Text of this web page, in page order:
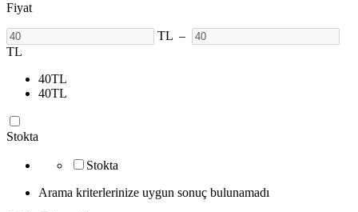
Fiyat
TL –
TL
40TL
40TL
Stokta
Stokta
Arama kriterlerinize uygun sonuç bulunamadı